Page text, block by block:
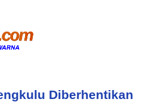
Diberhentikan